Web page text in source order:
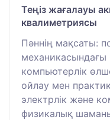
Теңіз жағалауы
квалиметриясы
Пәннің мақсаты:
механикасындағы
компьютерлік
ойлау мен
электрлік және
физикалық